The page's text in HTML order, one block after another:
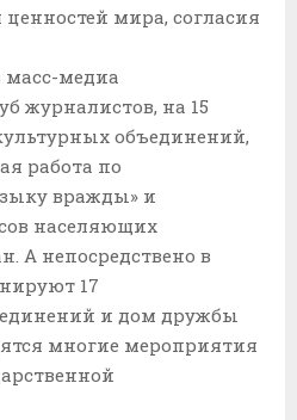
мира, согласия
медиа
журналистов, на 15
объединений,
работа по
вражды» и
населяющих
А непосредствено в
17
и дом дружбы
многие мероприятия